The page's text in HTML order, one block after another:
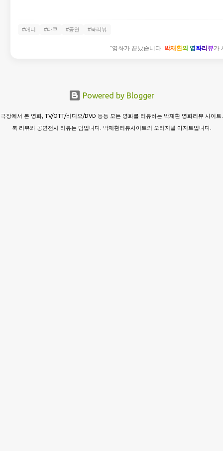
#애니 #다큐 #공연 #북리뷰
"영화가 끝났습니다. 박재환의 영화리뷰가
Powered by Blogger
극장에서 본 영화, TV/OTT/비디오/DVD 등등 모든 영화를 리뷰하는 박재환 영화리뷰 사이트.
북 리뷰와 공연전시 리뷰는 덤입니다. 박재환리뷰사이트의 오리지널 아지트입니다.